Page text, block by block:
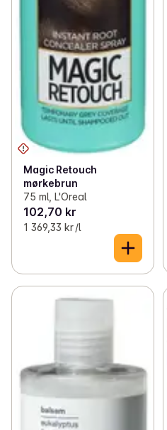
Magic Retouch
mørkebrun
75 ml, L'Oreal
102,70 kr
1 369,33 kr /l